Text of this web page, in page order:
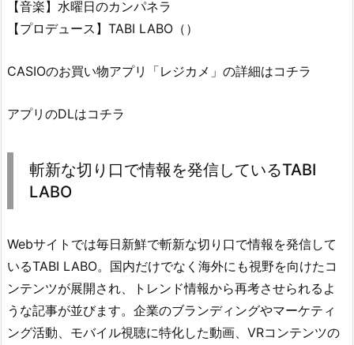
【音楽】水曜日のカンパネラ
【プロデュース】TABI LABO（）
CASIOのお買い物アプリ「レジカメ」の詳細はコチラ
アプリのDLはコチラ
斬新な切り口で情報を発信しているTABI
LABO
Webサイトでは毎日新鮮で斬新な切り口で情報を発信して
いるTABI LABO。国内だけでなく海外にも視野を向けたコ
ンテンツが展開され、トレンド情報から再考させられるよ
うな記事が並びます。企業のブランディングやマーケティ
ング活動、モバイル視聴に特化した動画、VRコンテンツの